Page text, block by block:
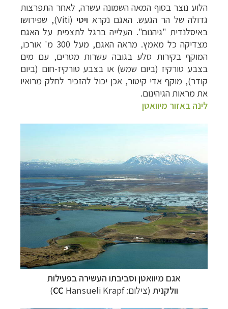
הלוע נוצר בסוף המאה השמונה עשרה, לאחר התפרצות
גדולה של הר הגעש. האגם נקרא ויטי (
Viti), שפירושו
באיסלנדית "גיהנום". העלייה ברגל לתצפית על האגם
מצדיקה כל מאמץ. מראה האגם, מעל 300 מ' אורכו,
המוקף בקירות סלע בגובה עשרות מטרים, עם מים
בצבע טורקיז (ביום שמש) או בצבע טורקיז-חום (ביום
קודר), מוקף אדי קיטור, אכן יכול להזכיר לחלק מרואיו
את מראות הגיהינום.
לינה באזור מיוואטן
אגם מיוואטן וסביבתו העשירה בפעילות
וולקנית (צילום: CC Hansueli Krapf
)